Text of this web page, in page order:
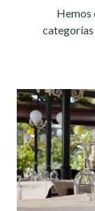
Hemos
categorías